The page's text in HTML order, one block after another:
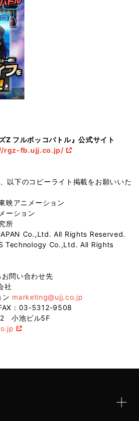
Z フルボッコバトル』公式サイト
rgz-fb.ujj.co.jp/
以下のコピーライト掲載をお願いいた
映アニメーション
ーション
所
Co.,Ltd. All Rights Reserved.
Technology Co.,Ltd. All Rights
問い合わせ先
社
ン marketing@ujj.co.jp
：03-5312-9508
2 小池ビル5F